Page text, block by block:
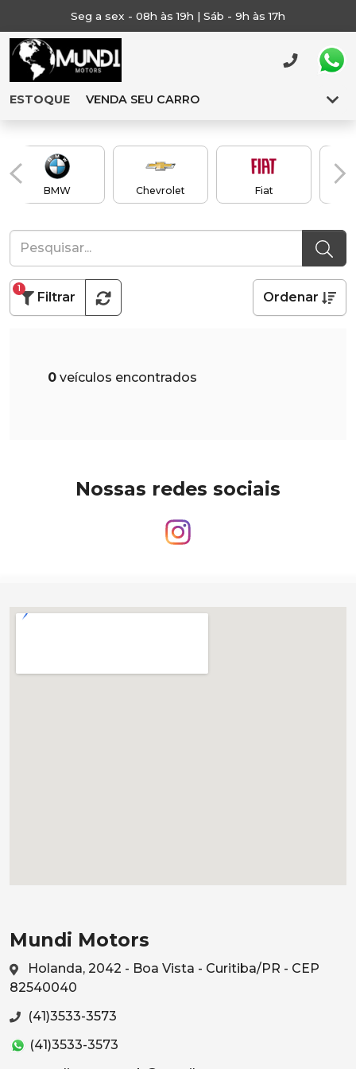
Seg a sex - 08h às 19h | Sáb - 9h às 17h
ESTOQUE VENDA SEU CARRO
BMW Chevrolet Fiat
Filtrar
1
Ordenar
0 veículos encontrados
Nossas redes sociais
Mundi Motors
Holanda, 2042 - Boa Vista - Curitiba/PR - CEP
82540040
(41)3533-3573
(41)3533-3573